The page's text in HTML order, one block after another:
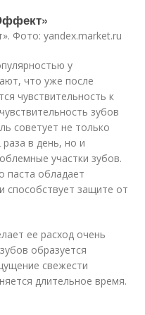
Фото: yandex.market.ru
у
что уже после
чувствительность к
зубов
советует не только
в день, но и
участки зубов.
паста обладает
способствует защите от
ее расход очень
образуется
свежести
длительное время.